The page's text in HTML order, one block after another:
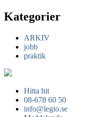
Kategorier
ARKIV
jobb
praktik
Hitta hit
08-678 60 50
info@legio.se